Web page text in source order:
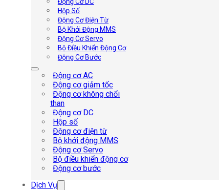
Hộp Số
Động Cơ Điện Từ
Bộ Khởi Động MMS
Động Cơ Servo
Bộ Điều Khiển Động Cơ
Động Cơ Bước
Động cơ AC
Động cơ giảm tốc
Động cơ không chổi
than
Động cơ DC
Hộp số
Động cơ điện từ
Bộ khởi động MMS
Động cơ Servo
Bộ điều khiển động cơ
Động cơ bước
Dịch Vụ